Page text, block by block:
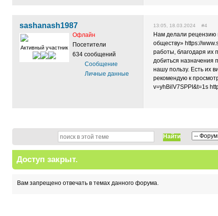
sashanash1987
Активный участник
Офлайн
Посетители
634 сообщений
Сообщение
Личные данные
13:05, 18.03.2024 #4
Нам делали
обществу» https://
работы, благодаря их
добиться назначения
нашу пользу. Есть их
рекомендую к
v=yhBilV7SPPI&t=1s
Найти
Доступ закрыт.
Вам запрещено отвечать в темах данного форума.